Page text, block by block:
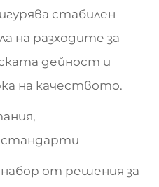
стабилен
на разходите за
дейност и
на качеството.
от решения за